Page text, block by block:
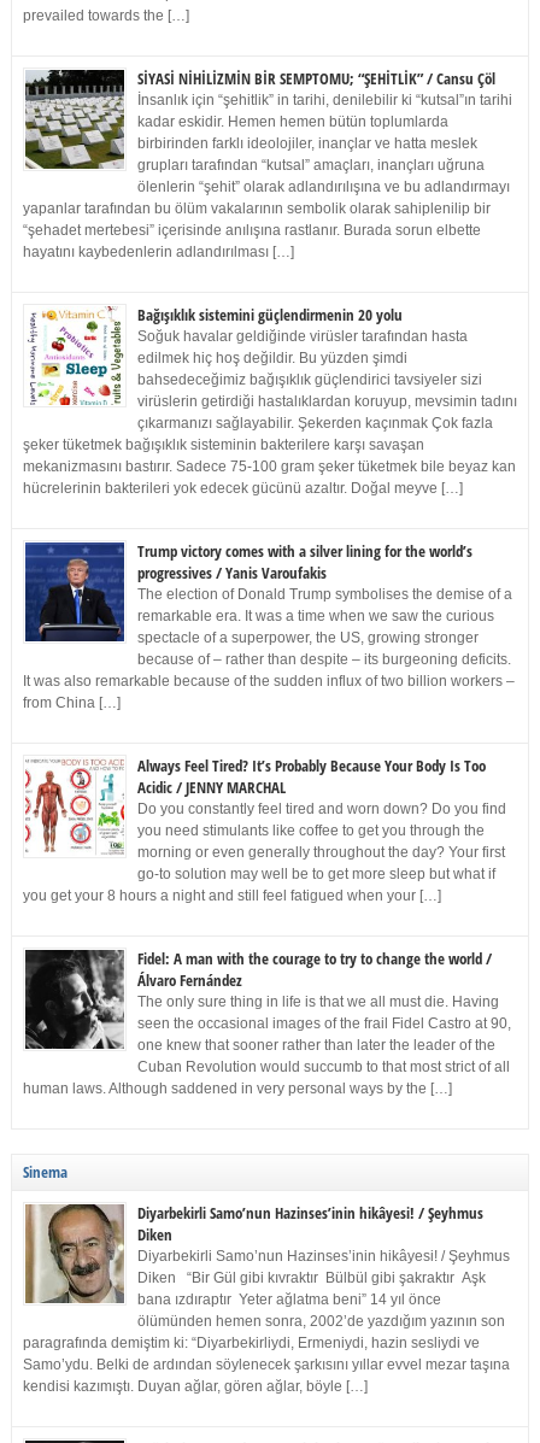
prevailed towards the […]
SİYASİ NİHİLİZMİN BİR SEMPTOMU; “ŞEHİTLİK” / Cansu Çöl
İnsanlık için “şehitlik” in tarihi, denilebilir ki “kutsal”ın tarihi
kadar eskidir. Hemen hemen bütün toplumlarda
birbirinden farklı ideolojiler, inançlar ve hatta meslek
grupları tarafından “kutsal” amaçları, inançları uğruna
ölenlerin “şehit” olarak adlandırılışına ve bu adlandırmayı
yapanlar tarafından bu ölüm vakalarının sembolik olarak sahiplenilip bir
“şehadet mertebesi” içerisinde anılışına rastlanır. Burada sorun elbette
hayatını kaybedenlerin adlandırılması […]
Bağışıklık sistemini güçlendirmenin 20 yolu
Soğuk havalar geldiğinde virüsler tarafından hasta
edilmek hiç hoş değildir. Bu yüzden şimdi
bahsedeceğimiz bağışıklık güçlendirici tavsiyeler sizi
virüslerin getirdiği hastalıklardan koruyup, mevsimin tadını
çıkarmanızı sağlayabilir. Şekerden kaçınmak Çok fazla
şeker tüketmek bağışıklık sisteminin bakterilere karşı savaşan
mekanizmasını bastırır. Sadece 75-100 gram şeker tüketmek bile beyaz kan
hücrelerinin bakterileri yok edecek gücünü azaltır. Doğal meyve […]
Trump victory comes with a silver lining for the world’s
progressives / Yanis Varoufakis
The election of Donald Trump symbolises the demise of a
remarkable era. It was a time when we saw the curious
spectacle of a superpower, the US, growing stronger
because of – rather than despite – its burgeoning deficits.
It was also remarkable because of the sudden influx of two billion workers –
from China […]
Always Feel Tired? It’s Probably Because Your Body Is Too
Acidic / JENNY MARCHAL
Do you constantly feel tired and worn down? Do you find
you need stimulants like coffee to get you through the
morning or even generally throughout the day? Your first
go-to solution may well be to get more sleep but what if
you get your 8 hours a night and still feel fatigued when your […]
Fidel: A man with the courage to try to change the world /
Álvaro Fernández
The only sure thing in life is that we all must die. Having
seen the occasional images of the frail Fidel Castro at 90,
one knew that sooner rather than later the leader of the
Cuban Revolution would succumb to that most strict of all
human laws. Although saddened in very personal ways by the […]
Sinema
Diyarbekirli Samo’nun Hazinses’inin hikâyesi! / Şeyhmus
Diken
Diyarbekirli Samo’nun Hazinses’inin hikâyesi! / Şeyhmus
Diken “Bir Gül gibi kıvraktır Bülbül gibi şakraktır Aşk
bana ızdıraptır Yeter ağlatma beni” 14 yıl önce
ölümünden hemen sonra, 2002’de yazdığım yazının son
paragrafında demiştim ki: “Diyarbekirliydi, Ermeniydi, hazin sesliydi ve
Samo’ydu. Belki de ardından söylenecek şarkısını yıllar evvel mezar taşına
kendisi kazımıştı. Duyan ağlar, gören ağlar, böyle […]